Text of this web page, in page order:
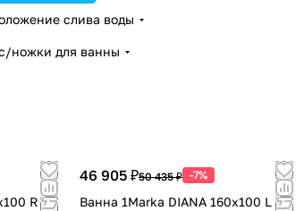
слива воды
ножки для ванны
R
46 905 ₽50 435 ₽ -7%
Ванна 1Marka DIANA 160x100 L